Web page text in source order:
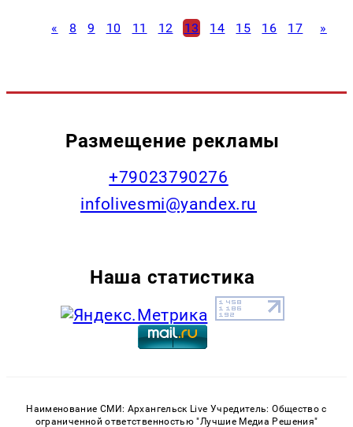
« 8 9 10 11 12 13 14 15 16 17 »
Размещение рекламы
+79023790276
infolivesmi@yandex.ru
Наша статистика
Наименование СМИ: Архангельск Live Учредитель: Общество с
ограниченной ответственностью "Лучшие Медиа Решения"